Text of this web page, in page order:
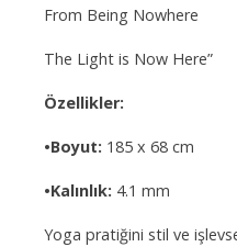
From Being Nowhere
The Light is Now Here”
Özellikler:
•Boyut: 185 x 68 cm
•Kalınlık: 4.1 mm
Yoga pratiğini stil ve